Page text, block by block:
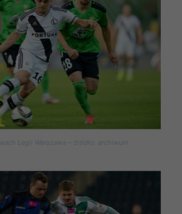
Legii Warszawa – źródło: archiwum